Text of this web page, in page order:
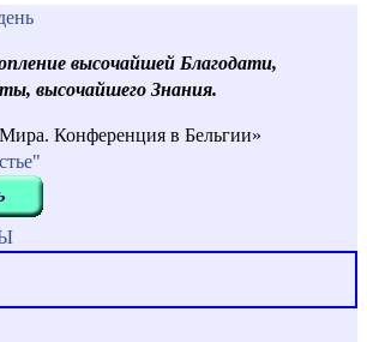
высочайшей Благодати,
высочайшего Знания.
Конференция в Бельгии»